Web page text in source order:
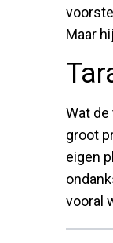
Maar
Wat
groot
eigen
vooral